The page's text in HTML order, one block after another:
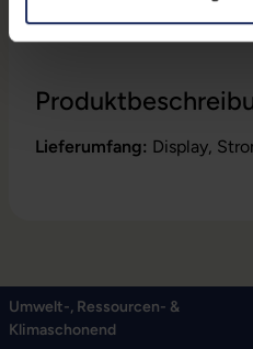
Lieferumfang: Display,
Umwelt-, Ressourcen- &
Klimaschonend